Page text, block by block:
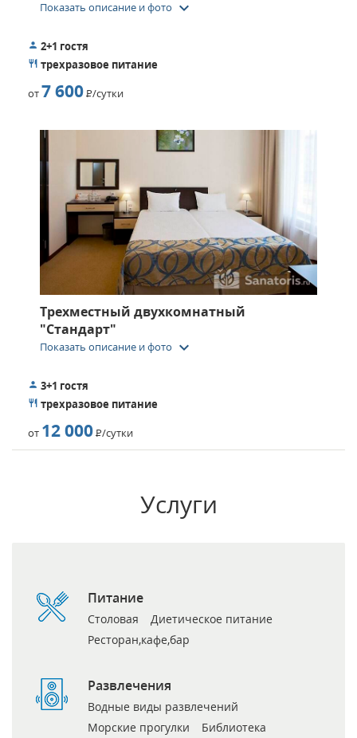
Показать описание и фото keyboard_arrow_down
2+1 гостя
трехразовое питание
от7 600Р/сутки
Трехместный двухкомнатный
"Стандарт"
Показать описание и фото keyboard_arrow_down
3+1 гостя
трехразовое питание
от 12 000Р/сутки
Услуги
Питание
Столовая
Диетическое питание
Ресторан,кафе,бар
Развлечения
Водные виды развлечений
Морские прогулки
Библиотека